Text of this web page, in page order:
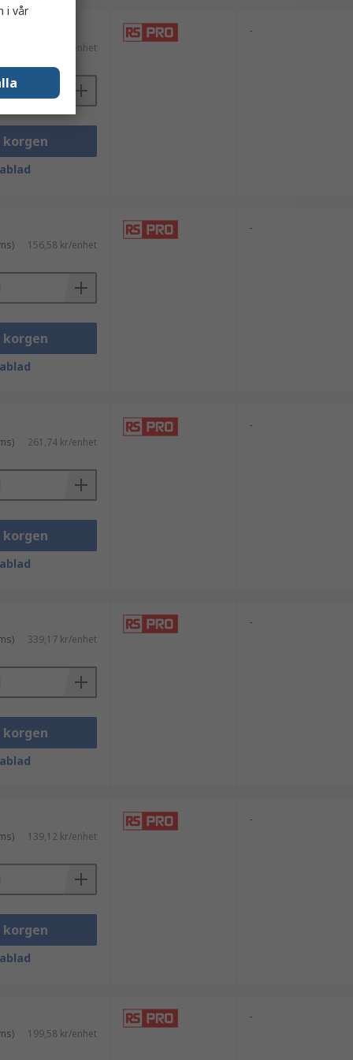
512,89 kr/enhet
korgen
-
156,58 kr/enhet
korgen
-
261,74 kr/enhet
korgen
-
339,17 kr/enhet
korgen
-
139,12 kr/enhet
korgen
-
199,58 kr/enhet
-
i vår